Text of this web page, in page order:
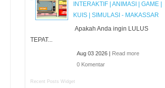
INTERAKTIF | ANIMASI | GAME |
KUIS | SIMULASI - MAKASSAR
Apakah Anda ingin LULUS
TEPAT...
Aug 03 2026 | Read more
0 Komentar
Recent Posts Widget